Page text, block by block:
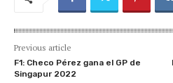
Previous article
F1: Checo Pérez gana el GP de
Singapur 2022